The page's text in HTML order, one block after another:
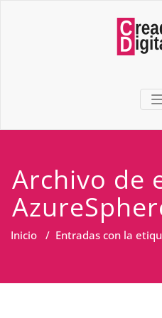
Archivo de
Inicio / Entradas con la